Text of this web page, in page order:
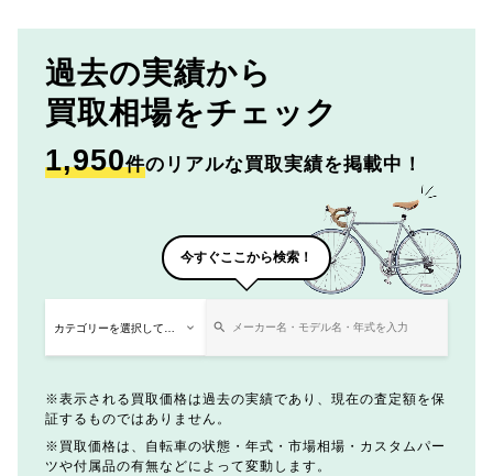
過去の実績から
買取相場をチェック
1,950件のリアルな買取実績を掲載中！
今すぐここから検索！
表示される買取価格は過去の実績であり、現在の査定額を保
証するものではありません。
買取価格は、自転車の状態・年式・市場相場・カスタムパー
ツや付属品の有無などによって変動します。